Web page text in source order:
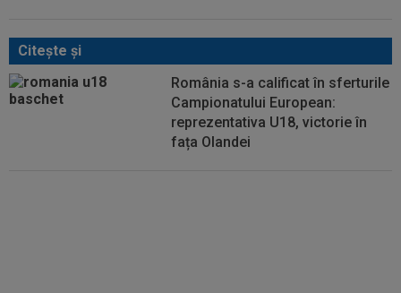
Citeşte şi
România s-a calificat în sferturile
Campionatului European:
reprezentativa U18, victorie în
fața Olandei